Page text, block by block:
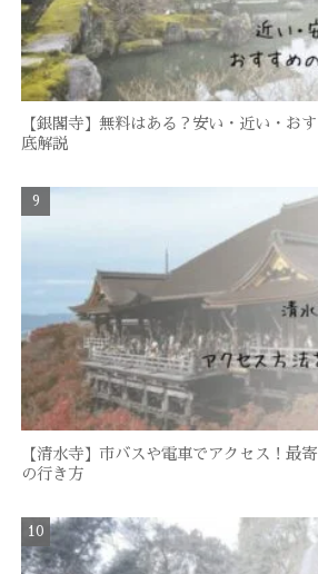
【銀閣寺】無料はある？安い・近い・お
底解説
【清水寺】市バスや電車でアクセス！最
の行き方